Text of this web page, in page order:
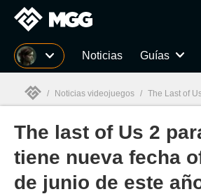
MGG Noticias Guías
MGG
/ Noticias videojuegos / The Last of
The last of Us 2
tiene nueva fecha
de junio de este